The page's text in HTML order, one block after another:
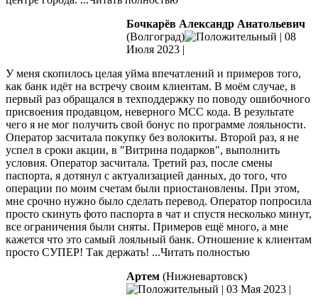
Бочкарёв Александр Анатольевич
(Волгоград)
| 08
Июля 2023 |
У меня скопилось целая уйма впечатлений и примеров того,
как банк идёт на встречу своим клиентам. В моём случае, в
первый раз обращался в техподдержку по поводу ошибочного
присвоения продавцом, неверного МСС кода. В результате
чего я не мог получить свой бонус по программе лояльности.
Оператор засчитала покупку без волокиты. Второй раз, я не
успел в сроки акции, в "Витрина подарков", выполнить
условия. Оператор засчитала. Третий раз, после смены
паспорта, я дотянул с актуализацией данных, до того, что
операции по моим счетам были приостановлены. При этом,
мне срочно нужно было сделать перевод. Оператор попросила
просто скинуть фото паспорта в чат и спустя несколько минут,
все ограничения были сняты. Примеров ещё много, а мне
кажется что это самый лояльный банк. Отношение к клиентам
просто СУПЕР! Так держать! ...Читать полностью
Артем (Нижневартовск)
| 03 Мая 2023 |